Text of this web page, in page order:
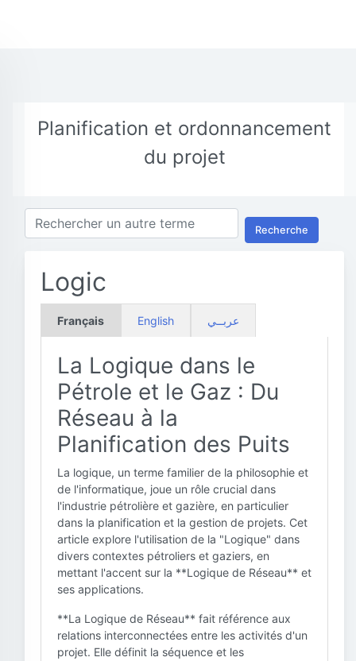
Planification et ordonnancement
du projet
Recherche
Logic
Français English عربــي
La Logique dans le
Pétrole et le Gaz : Du
Réseau à la
Planification des Puits
La logique, un terme familier de la philosophie et
de l'informatique, joue un rôle crucial dans
l'industrie pétrolière et gazière, en particulier
dans la planification et la gestion de projets. Cet
article explore l'utilisation de la "Logique" dans
divers contextes pétroliers et gaziers, en
mettant l'accent sur la **Logique de Réseau** et
ses applications.
**La Logique de Réseau** fait référence aux
relations interconnectées entre les activités d'un
projet. Elle définit la séquence et les